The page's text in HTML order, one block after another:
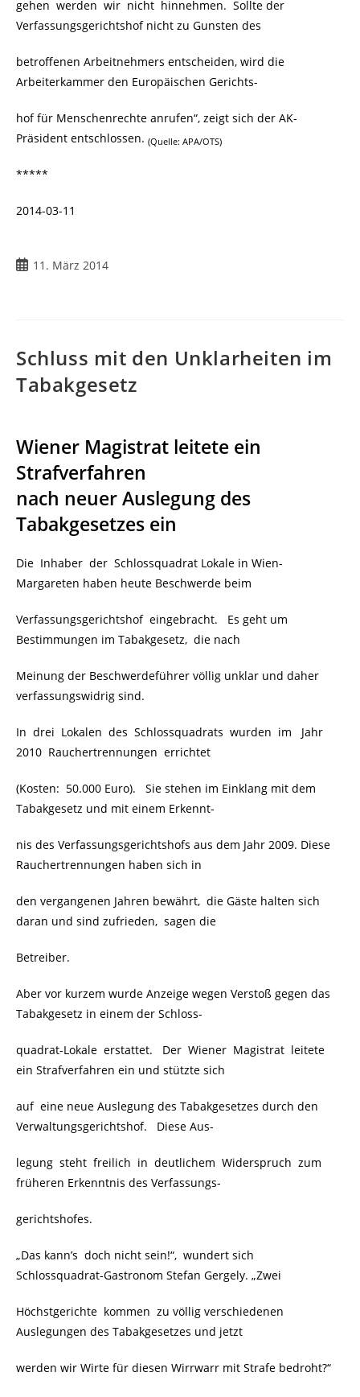
gehen werden wir nicht hinnehmen. Sollte der
Verfassungsgerichtshof nicht zu Gunsten des
betroffenen Arbeitnehmers entscheiden, wird die
Arbeiterkammer den Europäischen Gerichts-
hof für Menschenrechte anrufen“, zeigt sich der AK-
Präsident entschlossen. (Quelle: APA/OTS)
*****
2014-03-11
Beitrag11. März 2014
Schluss mit den Unklarheiten im
Tabakgesetz
Wiener Magistrat leitete ein
Strafverfahren
nach neuer Auslegung des
Tabakgesetzes ein
Die Inhaber der Schlossquadrat Lokale in Wien-
Margareten haben heute Beschwerde beim
Verfassungsgerichtshof eingebracht. Es geht um
Bestimmungen im Tabakgesetz, die nach
Meinung der Beschwerdeführer völlig unklar und daher
verfassungswidrig sind.
In drei Lokalen des Schlossquadrats wurden im Jahr
2010 Rauchertrennungen errichtet
(Kosten: 50.000 Euro). Sie stehen im Einklang mit dem
Tabakgesetz und mit einem Erkennt-
nis des Verfassungsgerichtshofs aus dem Jahr 2009. Diese
Rauchertrennungen haben sich in
den vergangenen Jahren bewährt, die Gäste halten sich
daran und sind zufrieden, sagen die
Betreiber.
Aber vor kurzem wurde Anzeige wegen Verstoß gegen das
Tabakgesetz in einem der Schloss-
quadrat-Lokale erstattet. Der Wiener Magistrat leitete
ein Strafverfahren ein und stützte sich
auf eine neue Auslegung des Tabakgesetzes durch den
Verwaltungsgerichtshof. Diese Aus-
legung steht freilich in deutlichem Widerspruch zum
früheren Erkenntnis des Verfassungs-
gerichtshofes.
„Das kann’s doch nicht sein!“, wundert sich
Schlossquadrat-Gastronom Stefan Gergely. „Zwei
Höchstgerichte kommen zu völlig verschiedenen
Auslegungen des Tabakgesetzes und jetzt
werden wir Wirte für diesen Wirrwarr mit Strafe bedroht?“